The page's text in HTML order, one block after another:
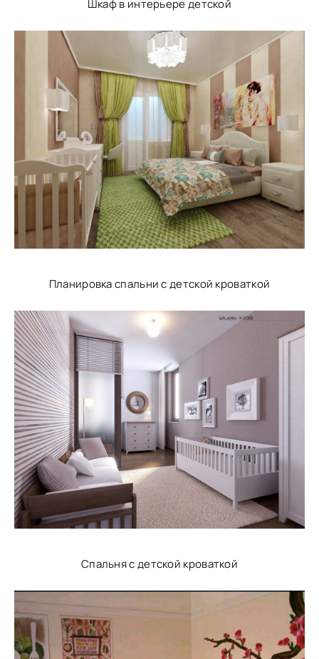
Шкаф в интерьере детской
Планировка спальни с детской кроваткой
Спальня с детской кроваткой